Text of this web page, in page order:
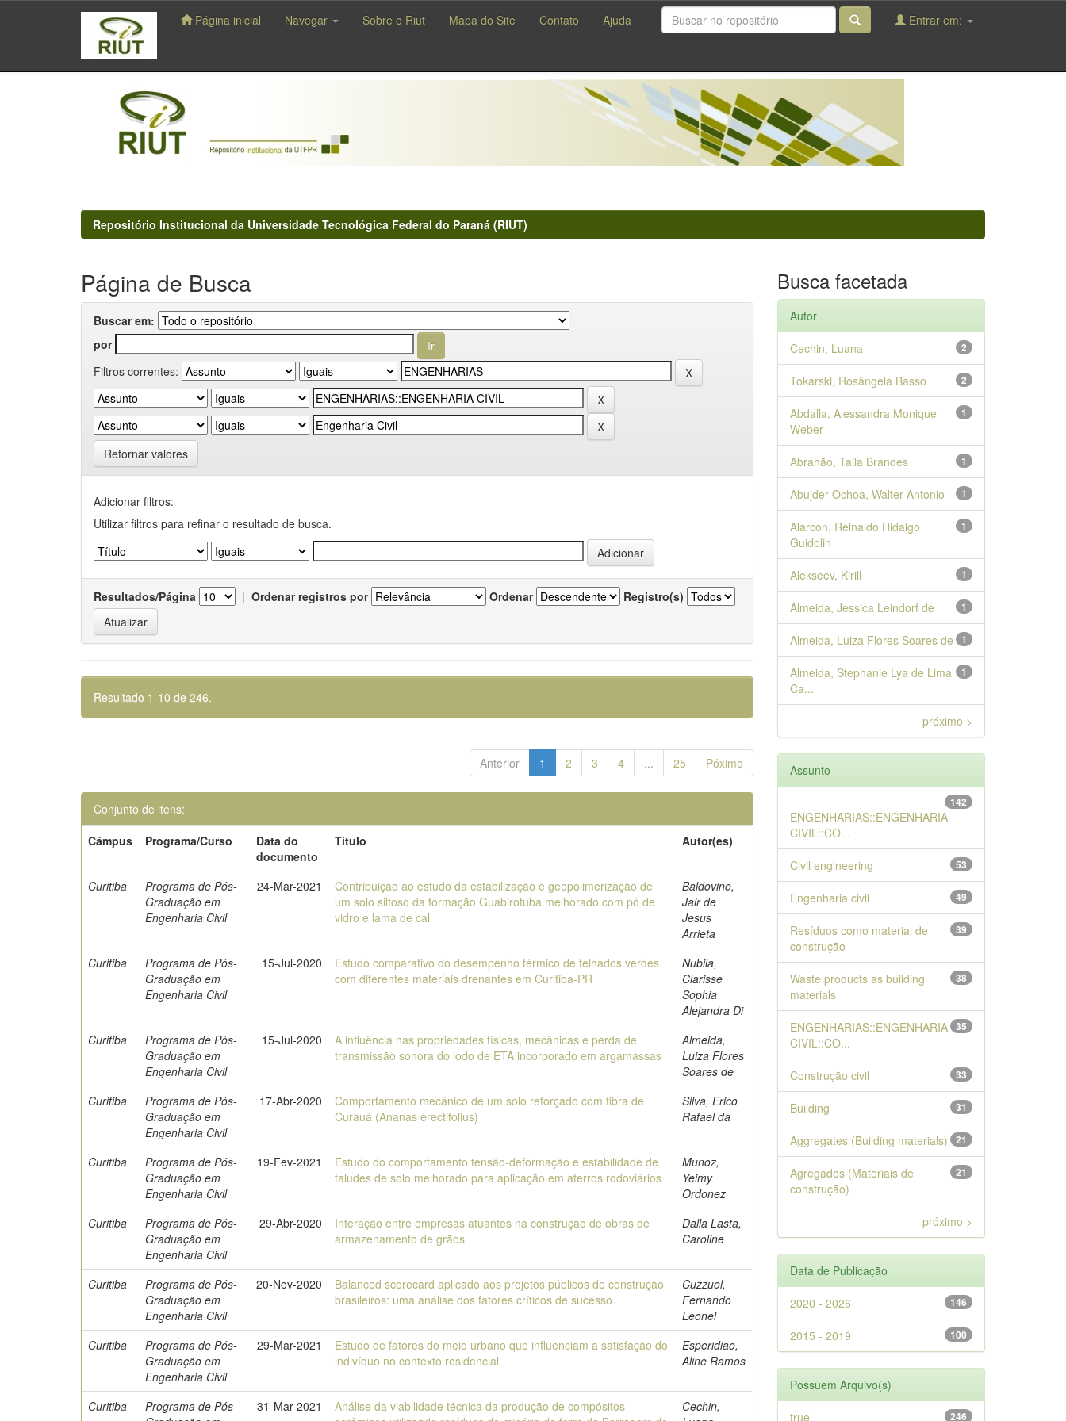
navigation
Página inicial Navegar Sobre o Riut Mapa do Site Contato Ajuda Entrar em:
Repositório Institucional da Universidade Tecnológica Federal do Paraná (RIUT)
Página de Busca
Buscar em:
por
Filtros correntes:
Retornar valores
Adicionar filtros:
Utilizar filtros para refinar o resultado de busca.
Resultados/Página | Ordenar registros por Ordenar Registro(s)
Resultado 1-10 de 246.
Anterior 1 2 3 4 ... 25 Póximo
Conjunto de itens:
Câmpus
Programa/Curso
Data do
documento
Título Autor(es)
Curitiba
Programa de Pós-
Graduação em
Engenharia Civil
24-Mar-2021
Contribuição ao estudo da estabilização e geopolimerização de
um solo siltoso da formação Guabirotuba melhorado com pó de
vidro e lama de cal
Baldovino,
Jair de
Jesus
Arrieta
Curitiba
Programa de Pós-
Graduação em
Engenharia Civil
15-Jul-2020
Estudo comparativo do desempenho térmico de telhados verdes
com diferentes materiais drenantes em Curitiba-PR
Nubila,
Clarisse
Sophia
Alejandra Di
Curitiba
Programa de Pós-
Graduação em
Engenharia Civil
15-Jul-2020
A influência nas propriedades físicas, mecânicas e perda de
transmissão sonora do lodo de ETA incorporado em argamassas
Almeida,
Luiza Flores
Soares de
Curitiba
Programa de Pós-
Graduação em
Engenharia Civil
17-Abr-2020
Comportamento mecânico de um solo reforçado com fibra de
Curauá (Ananas erectifolius)
Silva, Erico
Rafael da
Curitiba
Programa de Pós-
Graduação em
Engenharia Civil
19-Fev-2021
Estudo do comportamento tensão-deformação e estabilidade de
taludes de solo melhorado para aplicação em aterros rodoviários
Munoz,
Yeimy
Ordonez
Curitiba
Programa de Pós-
Graduação em
Engenharia Civil
29-Abr-2020
Interação entre empresas atuantes na construção de obras de
armazenamento de grãos
Dalla Lasta,
Caroline
Curitiba
Programa de Pós-
Graduação em
Engenharia Civil
20-Nov-2020
Balanced scorecard aplicado aos projetos públicos de construção
brasileiros: uma análise dos fatores críticos de sucesso
Cuzzuol,
Fernando
Leonel
Curitiba
Programa de Pós-
Graduação em
Engenharia Civil
29-Mar-2021
Estudo de fatores do meio urbano que influenciam a satisfação do
indivíduo no contexto residencial
Esperidiao,
Aline Ramos
Curitiba
Programa de Pós-
31-Mar-2021
Análise da viabilidade técnica da produção de compósitos
Cechin,
Busca facetada
Autor
2
Cechin, Luana
2
Tokarski, Rosângela Basso
1
Abdalla, Alessandra Monique
Weber
1
Abrahão, Taila Brandes
1
Abujder Ochoa, Walter Antonio
1
Alarcon, Reinaldo Hidalgo
Guidolin
1
Alekseev, Kirill
1
Almeida, Jessica Leindorf de
1
Almeida, Luiza Flores Soares de
1
Almeida, Stephanie Lya de Lima
Ca...
próximo >
Assunto
142
ENGENHARIAS::ENGENHARIA
CIVIL::CO...
53
Civil engineering
49
Engenharia civil
39
Resíduos como material de
construção
38
Waste products as building
materials
35
ENGENHARIAS::ENGENHARIA
CIVIL::CO...
33
Construção civil
31
Building
21
Aggregates (Building materials)
21
Agregados (Materiais de
construção)
próximo >
Data de Publicação
146
2020 - 2026
100
2015 - 2019
Possuem Arquivo(s)
246
true